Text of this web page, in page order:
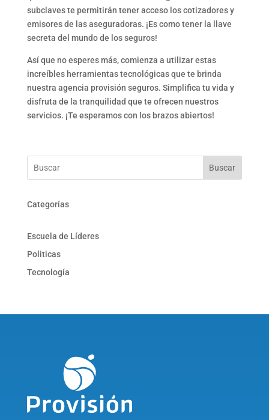
subclaves te permitirán tener acceso los cotizadores y
emisores de las aseguradoras. ¡Es como tener la llave
secreta del mundo de los seguros!
Así que no esperes más, comienza a utilizar estas
increíbles herramientas tecnológicas que te brinda
nuestra agencia provisión seguros. Simplifica tu vida y
disfruta de la tranquilidad que te ofrecen nuestros
servicios. ¡Te esperamos con los brazos abiertos!
Buscar
Categorías
Escuela de Líderes
Politicas
Tecnología